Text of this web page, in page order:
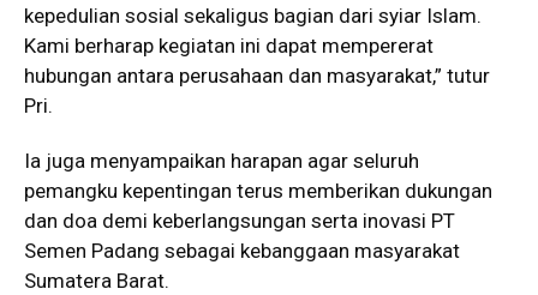
kepedulian sosial sekaligus bagian dari syiar Islam.
Kami berharap kegiatan ini dapat mempererat
hubungan antara perusahaan dan masyarakat,” tutur
Pri.
Ia juga menyampaikan harapan agar seluruh
pemangku kepentingan terus memberikan dukungan
dan doa demi keberlangsungan serta inovasi PT
Semen Padang sebagai kebanggaan masyarakat
Sumatera Barat.